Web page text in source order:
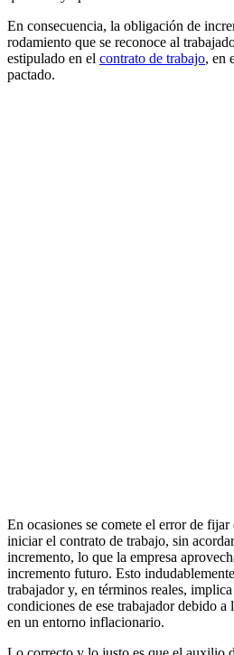
En consecuencia, la obligación de
rodamiento que se reconoce al
estipulado en el contrato de trabajo, en
pactado.
En ocasiones se comete el error de
iniciar el contrato de trabajo, sin
incremento, lo que la empresa
incremento futuro. Esto
trabajador y, en términos reales,
condiciones de ese trabajador debido
en un entorno inflacionario.